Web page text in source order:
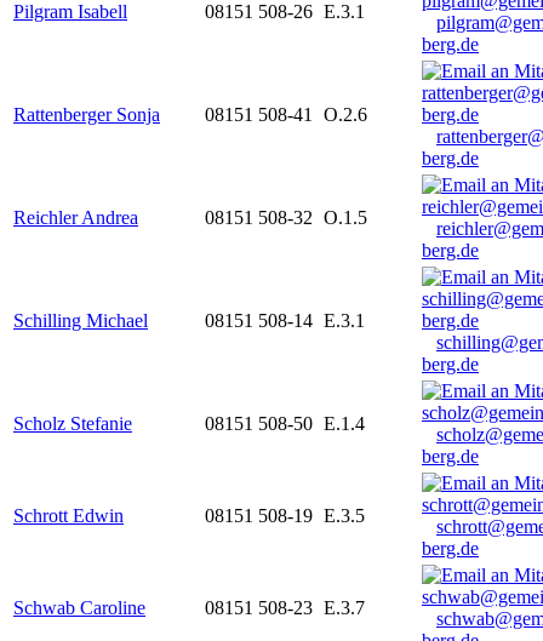
Pilgram Isabell 08151 508-26 E.3.1
berg.de
Rattenberger Sonja 08151 508-41
O.2.6
berg.de
Reichler Andrea 08151 508-32 O.1.5
berg.de
Schilling Michael 08151 508-14 E.3.1
berg.de
Scholz Stefanie 08151 508-50 E.1.4
berg.de
Schrott Edwin 08151 508-19 E.3.5
berg.de
Schwab Caroline 08151 508-23 E.3.7